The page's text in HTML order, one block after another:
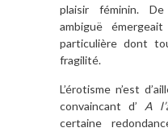
plaisir féminin.
ambiguë
particulière dont
fragilité.
L’érotisme n’est
convaincant d’ A
certaine